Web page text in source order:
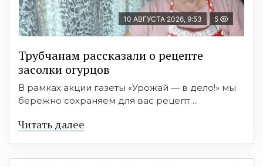
10 АВГУСТА 2026, 9:53 5
Трубчанам рассказали о рецепте
засолки огурцов
В рамках акции газеты «Урожай — в дело!» мы
бережно сохраняем для вас рецепт ...
Читать далее